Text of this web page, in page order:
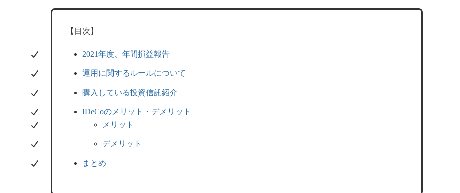
【目次】
2021年度、年間損益報告
運用に関するルールについて
購入している投資信託紹介
IDeCoのメリット・デメリット
メリット
デメリット
まとめ